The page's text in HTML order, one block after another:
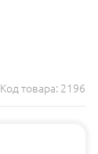
Код товара: 2196